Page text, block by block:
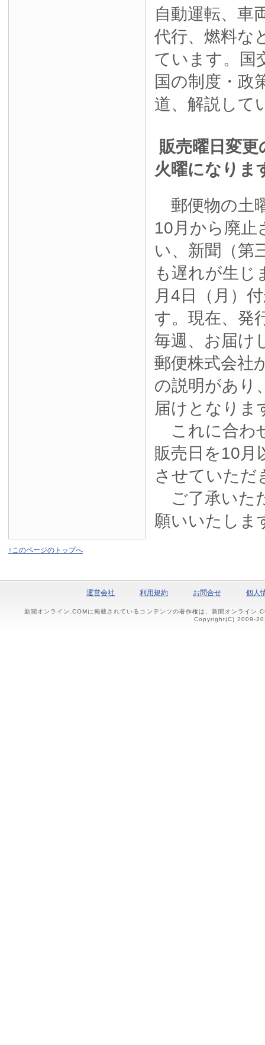
自動運転、車
代行、燃料な
ています。国
国の制度・政
道、解説して
販売曜日変
火曜になりま
郵便物の土
10月から廃止
い、新聞（第
も遅れが生じ
月4日（月）
す。現在、発
毎週、お届け
郵便株式会社
の説明があり
届けとなりま
これに合わ
販売日を10月
させていただ
ご了承いた
願いいたしま
↑このページのトップへ
運営会社 利用規約 お問合せ 個人
新聞オンライン.COMに掲載されているコンテンツの著作権は、新聞オンライン
Copyright(C) 2009-